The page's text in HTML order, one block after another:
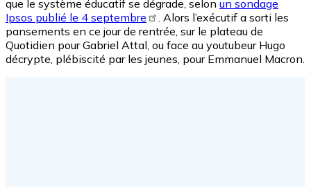
que le système éducatif se dégrade, selon un sondage
Ipsos publié le 4 septembre
. Alors l’exécutif a sorti les
pansements en ce jour de rentrée, sur le plateau de
Quotidien pour Gabriel Attal, ou face au youtubeur Hugo
décrypte, plébiscité par les jeunes, pour Emmanuel Macron.